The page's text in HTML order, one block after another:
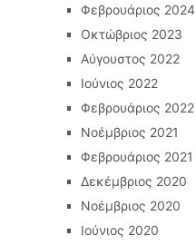
Φεβρουάριος 2024
Οκτώβριος 2023
Αύγουστος 2022
Ιούνιος 2022
Φεβρουάριος 2022
Νοέμβριος 2021
Φεβρουάριος 2021
Δεκέμβριος 2020
Νοέμβριος 2020
Ιούνιος 2020